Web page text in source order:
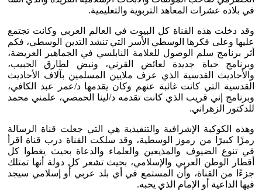
في بلاده عشرات المعاهد التربوية والتعليمية.
وقد دخلت هذه القناة كل البيوت في العالم العربي وكانت تجتمع
عليها وعلى فكرها الوسطي الأسر التي تنشد التدين الوسطي، فكم
أثر برنامج سلم الوصول للعلامة النابلسي في الجماهير العريضة،
وبرنامج حياة جديدة لعائض القرني، ونبض لطارق الحبيب،
والأحاديث القدسية الذي عرف ملايين المسلمين بآلاف الأحاديث
القدسية التي كانت غائبة عنهم وكان يقدمها د/عمر عبد الكافي،
وبرنامج إني قريب الذي كانت تقدمه د/لينا الحمصي، علمني محمد
للدكتور الزهراني.
وهذه الكوكبة الإشرافية والتنفيذية هي التي جعلت قناة الرسالة
رمزًا كبيرًا من رموز الوسطية، وقد سلكت القناة درب قناة اقرأ
في تنوع الضيوف والمذيعين والعلماء والدعاة بحيث يغطوا كل
أقطار الوطن العربي والإسلامي، بحيث تشعر كل دولة أنها تمتلك
جزءًا من القناة، وأن المستمع في أي بلد عربي أو إسلامي سيجد
فيها الداعية أو الإمام الذي يحبه.